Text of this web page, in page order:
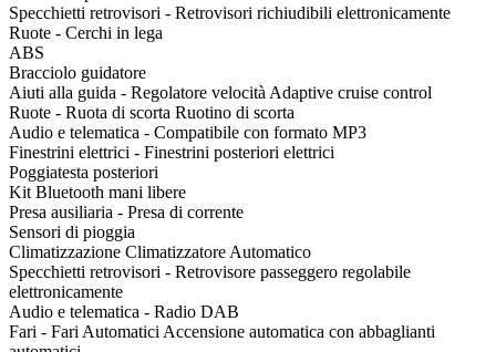
Specchietti retrovisori - Retrovisori richiudibili elettronicamente
Ruote - Cerchi in lega
ABS
Bracciolo guidatore
Aiuti alla guida - Regolatore velocità Adaptive cruise control
Ruote - Ruota di scorta Ruotino di scorta
Audio e telematica - Compatibile con formato MP3
Finestrini elettrici - Finestrini posteriori elettrici
Poggiatesta posteriori
Kit Bluetooth mani libere
Presa ausiliaria - Presa di corrente
Sensori di pioggia
Climatizzazione Climatizzatore Automatico
Specchietti retrovisori - Retrovisore passeggero regolabile
elettronicamente
Audio e telematica - Radio DAB
Fari - Fari Automatici Accensione automatica con abbaglianti